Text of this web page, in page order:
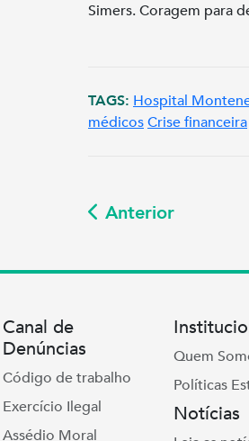
Simers. Coragem para
TAGS: Hospital
médicosCrise financeira
Anterior
Canal de
Denúncias
Código de trabalho
Exercício Ilegal
Assédio Moral
Quem
Políticas
Notícias